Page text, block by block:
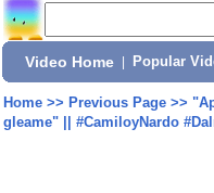
Video Home Popular
Home>> Previous Page>>
gleame" || #CamiloyNardo